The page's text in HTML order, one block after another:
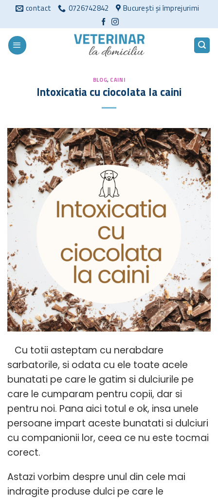
conținut
contact 0726742842 București și împrejurimi
BLOG, CAINI
Intoxicatia cu ciocolata la caini
Cu totii asteptam cu nerabdare
sarbatorile, si odata cu ele toate acele
bunatati pe care le gatim si dulciurile pe
care le cumparam pentru copii, dar si
pentru noi. Pana aici totul e ok, insa unele
persoane impart aceste bunatati si dulciuri
cu companionii lor, ceea ce nu este tocmai
corect.
Astazi vorbim despre unul din cele mai
indragite produse dulci pe care le